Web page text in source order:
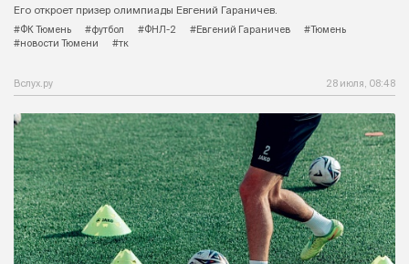
Его откроет призер олимпиады Евгений Гараничев.
#ФК Тюмень
#футбол #ФНЛ-2 #Евгений Гараничев
#Тюмень
#новости Тюмени
#тк
Вслух.ру 28 июля, 08:48